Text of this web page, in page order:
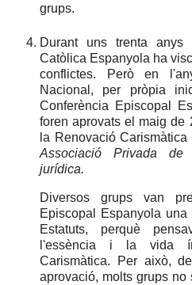
grups.
Durant uns trenta anys
Catòlica Espanyola ha
conflictes. Però en
Nacional, per pròpia
Conferència Episcopal
foren aprovats el maig de
la Renovació
Associació Privada de
jurídica.
Diversos grups van
Episcopal Espanyola
Estatuts, perquè
l'essència i la vida
Carismàtica. Per això,
aprovació, molts grups